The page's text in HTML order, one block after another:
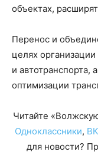
объектах,
Перенос и
целях
и автотранспорта,
оптимизации
Читайте
Одноклассники,
для новости?